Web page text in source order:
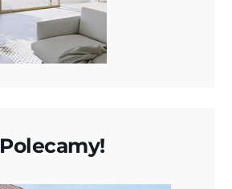
Polecamy!